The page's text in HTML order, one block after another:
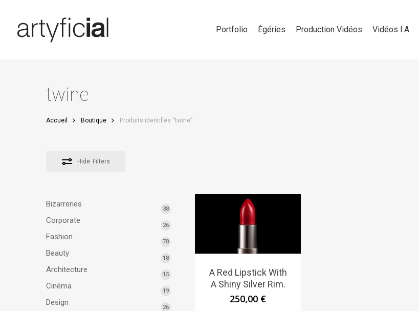
content
Portfolio Égéries Production Vidéos Vidéos I.A
twine
Accueil Boutique Produits identifiés “twine”
Hide Filters
Bizarreries
38
Corporate
26
Fashion
78
Beauty
18
Architecture
15
Cinéma
19
Design
26
A Red Lipstick With
A Shiny Silver Rim.
250,00 €